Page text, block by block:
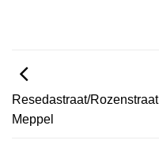
Resedastraat/
Meppel